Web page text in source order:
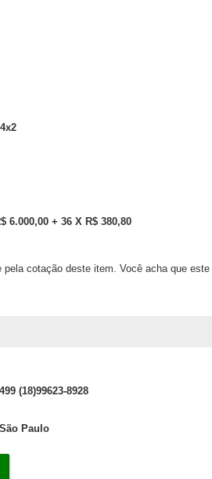
6.000,00 + 36 X R$ 380,80
cotação deste item. Você acha que
(18)99623-8928
Paulo